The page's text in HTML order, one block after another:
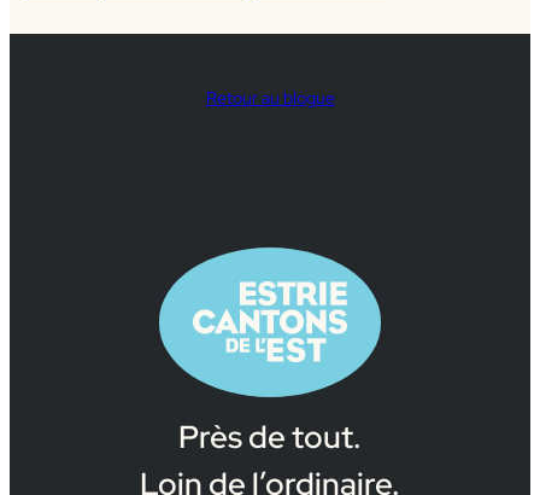
Retour au blogue
Près de tout.
Loin de l’ordinaire.